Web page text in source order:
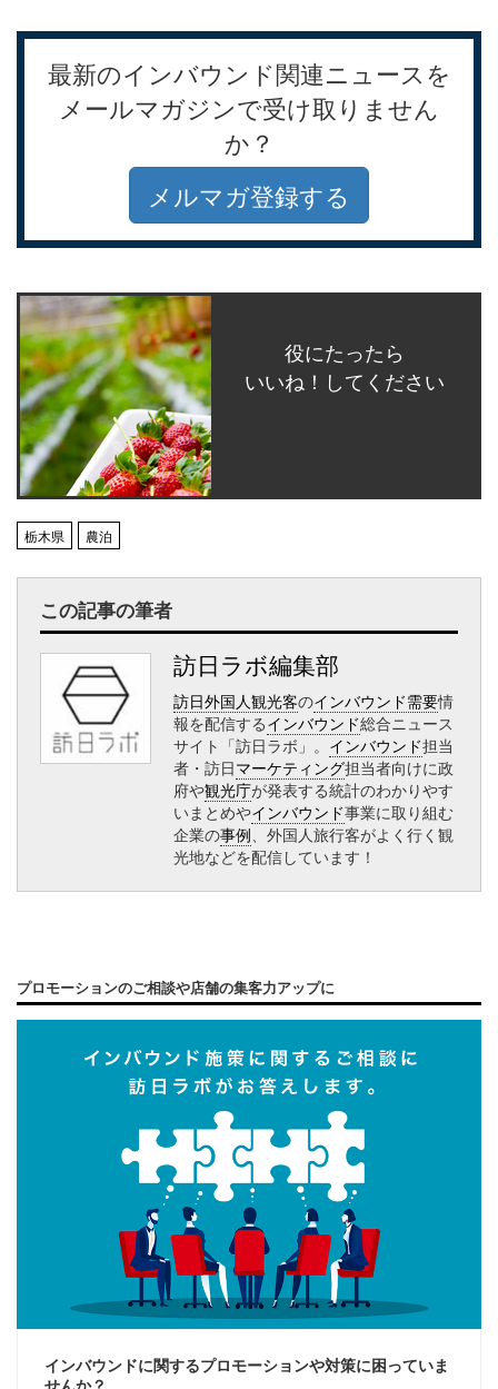
最新のインバウンド関連ニュースを
メールマガジンで受け取りません
か？
メルマガ登録する
役にたったら
いいね！してください
栃木県 農泊
この記事の筆者
訪日ラボ編集部
訪日外国人観光客のインバウンド需要情
報を配信するインバウンド総合ニュース
サイト「訪日ラボ」。 インバウンド担当
者・訪日マーケティング担当者向けに政
府や観光庁が発表する統計のわかりやす
いまとめやインバウンド事業に取り組む
企業の事例、外国人旅行客がよく行く観
光地などを配信しています！
プロモーションのご相談や店舗の集客力アップに
インバウンドに関するプロモーションや対策に困っていま